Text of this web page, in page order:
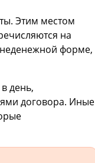
Этим местом
на
неденежной форме,
день,
договора. Иные